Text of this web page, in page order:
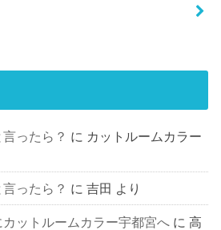
ったら？ に カットルームカラー
ったら？ に吉田 より
ットルームカラー宇都宮へ に高